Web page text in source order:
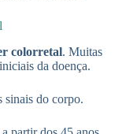
colorretal. Muitas
da doença.
sinais do corpo.